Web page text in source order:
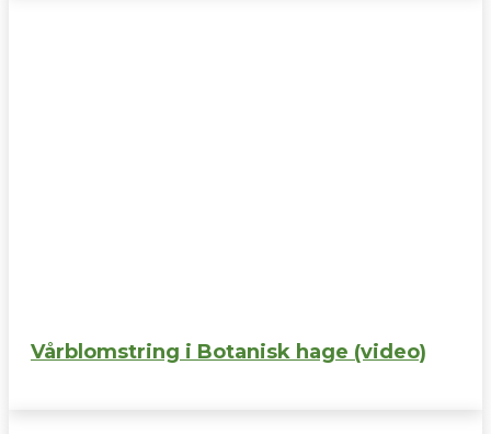
Vårblomstring i Botanisk hage (video)